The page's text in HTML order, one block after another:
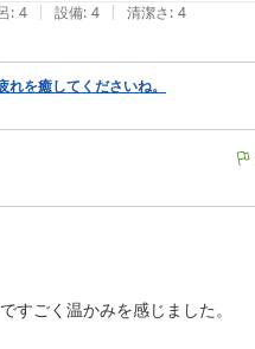
: 4 | 設備: 4 | 清潔さ: 4
を癒してくださいね。
すごく温かみを感じました。